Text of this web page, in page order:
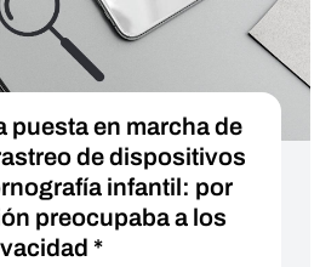
puesta en marcha de
de dispositivos
infantil: por
preocupaba a los
*